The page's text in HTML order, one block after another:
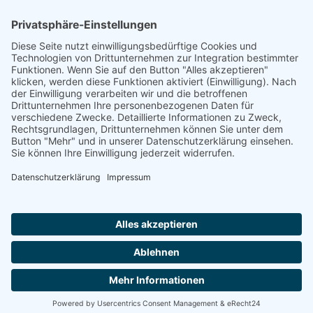
Footer
Cookie-Einstellungen Datenschutz
Impressum
intern
by